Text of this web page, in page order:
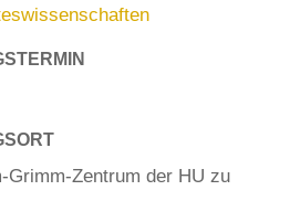
Grimm-Zentrum der HU zu